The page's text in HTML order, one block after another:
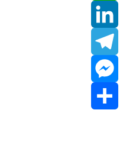
WhatsApp
LinkedIn
Telegram
Messenger